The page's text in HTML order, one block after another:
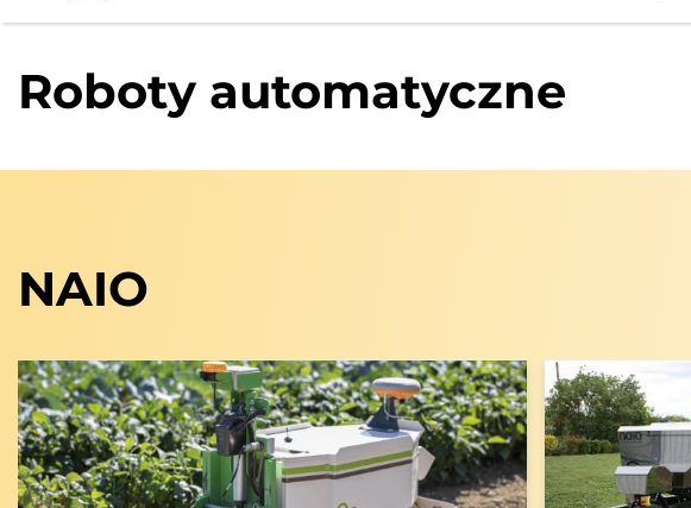
Roboty automatyczne
NAIO